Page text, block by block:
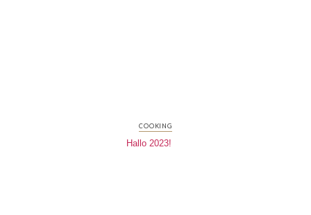
COOKING
Hallo 2023!